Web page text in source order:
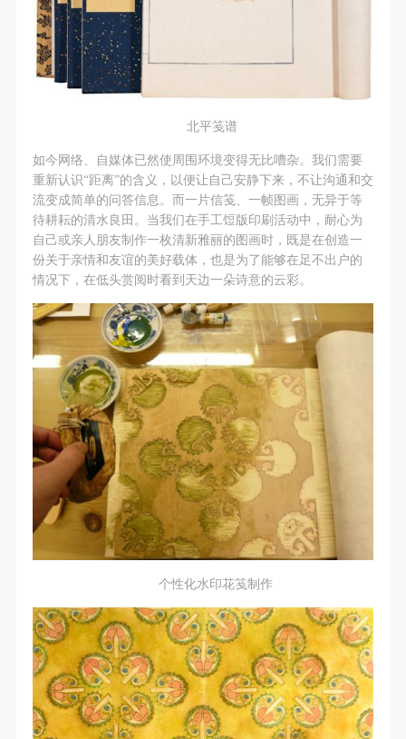
北平笺谱
如今网络、自媒体已然使周围环境变得无比嘈杂。我们需要
重新认识“距离”的含义，以便让自己安静下来，不让沟通和交
流变成简单的问答信息。而一片信笺、一帧图画，无异于等
待耕耘的清水良田。当我们在手工饾版印刷活动中，耐心为
自己或亲人朋友制作一枚清新雅丽的图画时，既是在创造一
份关于亲情和友谊的美好载体，也是为了能够在足不出户的
情况下，在低头赏阅时看到天边一朵诗意的云彩。
个性化水印花笺制作